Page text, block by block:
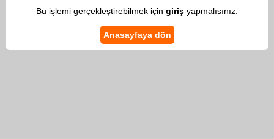
Bu işlemi gerçekleştirebilmek için giriş yapmalısınız.
Anasayfaya dön